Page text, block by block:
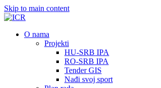
Skip to main content
О nama
Projekti
HU-SRB IPA
RO-SRB IPA
Tender GIS
Nađi svoj sport